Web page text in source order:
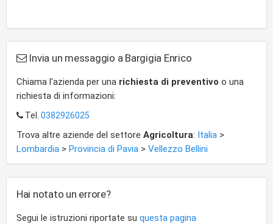
Invia un messaggio a Bargigia Enrico
Chiama l'azienda per una richiesta di preventivo o una
richiesta di informazioni:
Tel. 0382926025
Trova altre aziende del settore Agricoltura: Italia >
Lombardia > Provincia di Pavia > Vellezzo Bellini
Hai notato un errore?
Segui le istruzioni riportate su questa pagina